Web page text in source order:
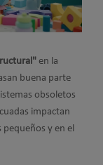
en la
buena parte
obsoletos
impactan
y en el